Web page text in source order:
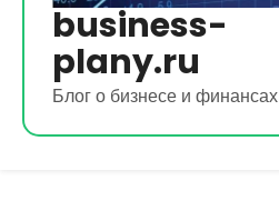
business-
plany.ru
Блог о бизнесе и финансах